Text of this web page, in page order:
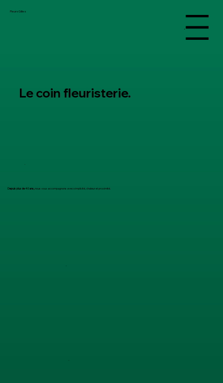
Fleurs Gilles
Menu
Le coin fleuristerie.
Depuis plus de 40 ans, nous vous accompagnons avec simplicité, chaleur et proximité.